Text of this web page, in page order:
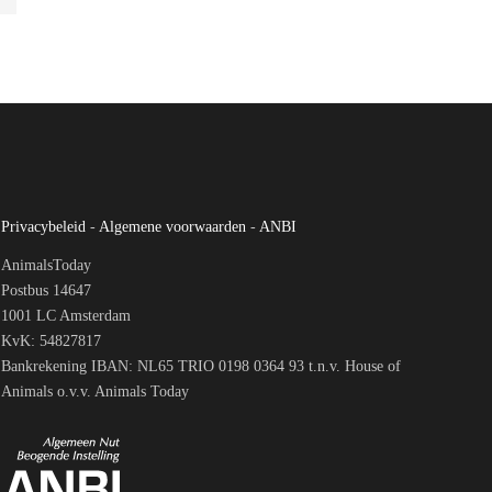
Privacybeleid - Algemene voorwaarden - ANBI
AnimalsToday
Postbus 14647
1001 LC Amsterdam
KvK: 54827817
Bankrekening IBAN: NL65 TRIO 0198 0364 93 t.n.v. House of
Animals o.v.v. Animals Today